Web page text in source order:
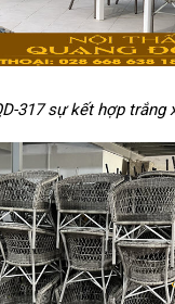
317 sự kết hợp trắng